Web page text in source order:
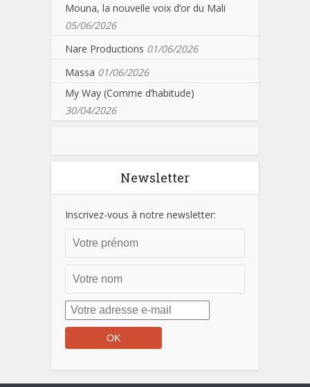
Mouna, la nouvelle voix d’or du Mali
05/06/2026
Nare Productions 01/06/2026
Massa 01/06/2026
My Way (Comme d’habitude)
30/04/2026
Newsletter
Inscrivez-vous à notre newsletter: